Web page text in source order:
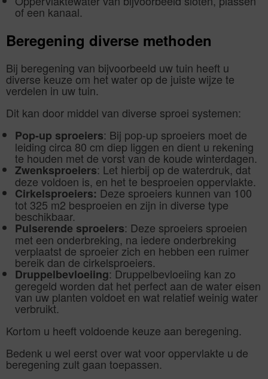
of een kanaal.
Beregening diverse methoden
Bij beregening van bijvoorbeeld uw tuin heeft u
diverse keuze om het water op de juiste wijze te
verdelen in uw tuin.
Dit kan door middel van diverse sproei systemen:
Pop-up sproeiers: Bij pop-up sproeiers moet de
leiding circa 80 cm diep liggen en dient u rekening
te houden met de vorst van de koude winterdagen.
Zwenksproeiers: Let hierbij op de waterdruk, dat
deze voldoen is, en het te besproeien oppervlakte.
Cirkelsproeiers: Deze sproeiers kunnen van 100
tot 325 m2 besproeien en zijn in diverse type
beschikbaar.
Pulserende sproeiers: Deze sproeiers sproeien
met een onderbreking, na iedere onderbreking
verplaatst de sproeier zich en hebben een ruimer
bereik dan de cirkelsproeiers.
Druppelbevloeiing: Druppelbevloeiing kan zo
geregeld worden dat het perfect aan de water eisen
van uw planten voldoet en wat relatief weinig water
verbruikt.
Kortom u heeft voldoende keuze aan beregening.
Bedenk u wel eerst over wat voor oppervlakte u de
beregening zult gaan toepassen.